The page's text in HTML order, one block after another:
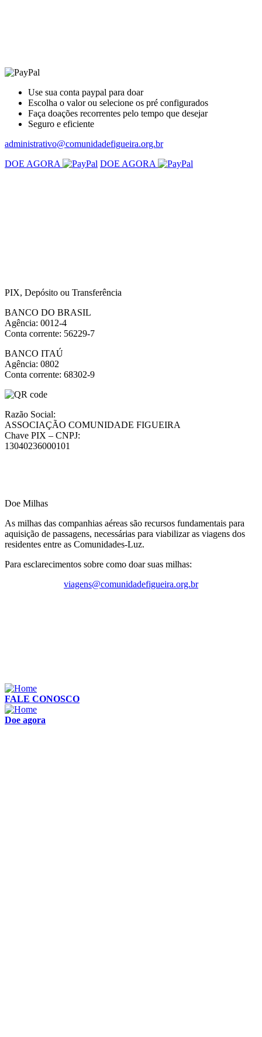
Use sua conta paypal para doar
Escolha o valor ou selecione os pré configurados
Faça doações recorrentes pelo tempo que desejar
Seguro e eficiente
administrativo@comunidadefigueira.org.br
DOE AGORA
DOE AGORA
PIX, Depósito ou Transferência
BANCO DO BRASIL
Agência: 0012-4
Conta corrente: 56229-7
BANCO ITAÚ
Agência: 0802
Conta corrente: 68302-9
Razão Social:
ASSOCIAÇÃO COMUNIDADE FIGUEIRA
Chave PIX – CNPJ:
13040236000101
Doe Milhas
As milhas das companhias aéreas são recursos fundamentais para
aquisição de passagens, necessárias para viabilizar as viagens dos
residentes entre as Comunidades-Luz.
Para esclarecimentos sobre como doar suas milhas:
viagens@comunidadefigueira.org.br
FALE CONOSCO
Doe agora